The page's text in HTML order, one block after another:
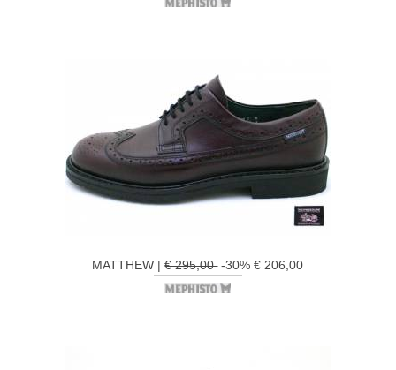
MATTHEW |€ 295,00-30% € 206,00